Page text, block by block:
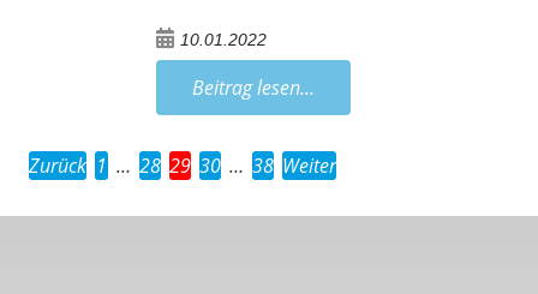
10.01.2022
Beitrag lesen...
Zurück 1 … 28 29 30 … 38 Weiter